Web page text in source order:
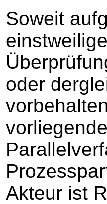
Soweit
oder
Akteur ist